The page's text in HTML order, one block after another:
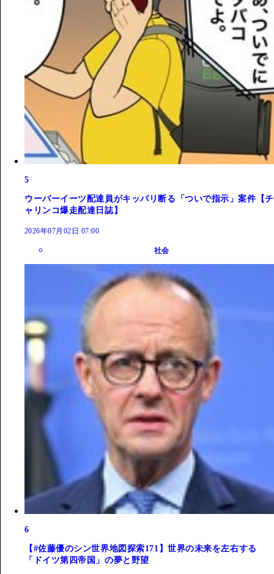
5
ウーバーイーツ配達員がキッパリ断る「ついで指示」案件【チ
ャリンコ爆走配達日誌】
2026年07月02日 07:00
社会
6
【#佐藤優のシン世界地図探索171】世界の未来を左右する
「ドイツ第四帝国」の夢と野望